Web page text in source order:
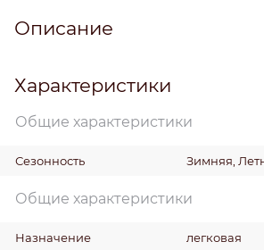
Описание
Характеристики
Общие характеристики
Сезонность Зимняя,
Общие характеристики
Назначение легковая